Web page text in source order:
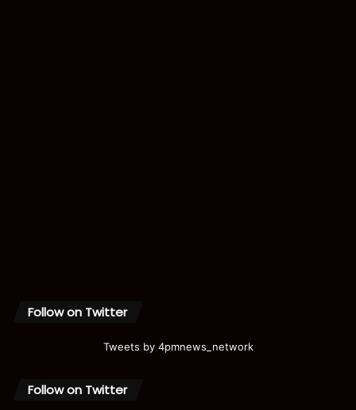
Follow on Twitter
Tweets by 4pmnews_network
Follow on Twitter